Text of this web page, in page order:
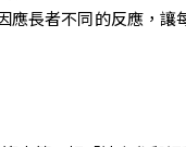
應長者不同的反應，